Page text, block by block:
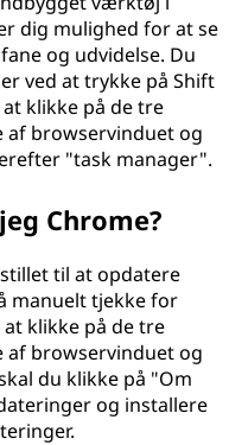
dig mulighed for at se
og udvidelse. Du
ved at trykke på Shift
klikke på de tre
af browservinduet og
"task manager".
Chrome?
til at opdatere
manuelt tjekke for
klikke på de tre
af browservinduet og
du klikke på "Om
og installere